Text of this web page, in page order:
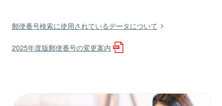
郵便番号検索に使用されているデータについて
2025年度版郵便番号の変更案内